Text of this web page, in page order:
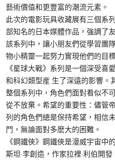
藝術價值和更豐富的潮流元素。
此次的電影玩具收藏展有三個系
部知名的日本媒體作品，強調了
該系列中，讓小朋友們從學習團
物小精靈一起努力實現他們的目
《星球大戰》系列是一個深受喜
和科幻類型産 生了深遠的影響。
整個系列中，角色們面對看似不
從不放棄。希望的重要性：儘管
列的角色們總是保持希望，相信
鬥，無論面對多麽大的困難。
《鋼鐵俠》鋼鐵俠是漫威宇宙中
斯坦·李創造，作家拉裡·利伯開